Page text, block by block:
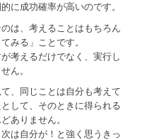
に成功確率が高いのです。
は、考えることはもちろん
みる」ことです。
考えるだけでなく、実行し
ん。
、同じことは自分も考えて
して、そのときに得られる
ありません。
次は自分が！と強く思うきっ